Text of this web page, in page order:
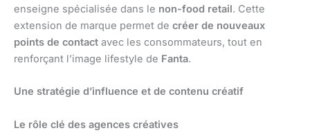
enseigne spécialisée dans le non-food retail. Cette
extension de marque permet de créer de nouveaux
points de contact avec les consommateurs, tout en
renforçant l’image lifestyle de Fanta.
Une stratégie d’influence et de contenu créatif
Le rôle clé des agences créatives